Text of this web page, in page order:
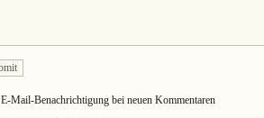
E-Mail-Benachrichtigung bei neuen Kommentaren